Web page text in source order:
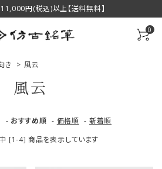
円(税込)以上【送料無料】
0
き > 風云
風云
- おすすめ順 - 価格順 - 新着順
[1-4] 商品を表示しています